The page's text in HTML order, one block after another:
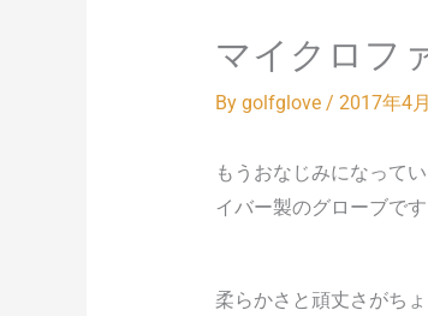
マイクロフ
By golfglove / 2017年4
もうおなじみになって
イバー製のグローブです
柔らかさと頑丈さがち